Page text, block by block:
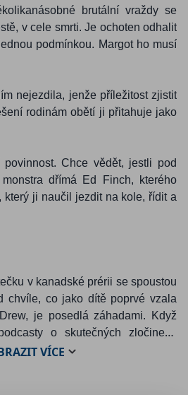
brutální vraždy se
v cele smrti. Je ochoten odhalit
podmínkou. Margot ho musí
nejezdila, jenže příležitost zjistit
rodinám obětí ji přitahuje jako
Chce vědět, jestli pod
dřímá Ed Finch, kterého
který ji naučil jezdit na kole, řídit a
v kanadské prérii se spoustou
chvíle, co jako dítě poprvé vzala
je posedlá záhadami. Když
o skutečných zločinech
thriller, ráda čte, luští křížovky a
VÍCE